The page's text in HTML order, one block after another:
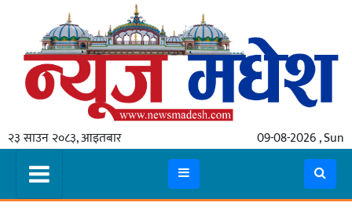
२३ साउन २०८३, आइतबार 09-08-2026 , Sun
गृहपृष्ठ
स्थानीय
प्रदेश